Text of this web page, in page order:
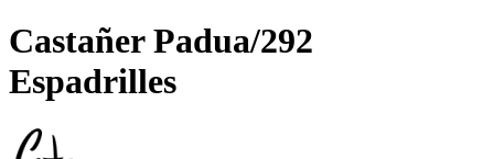
Castañer Padua/292
Espadrilles